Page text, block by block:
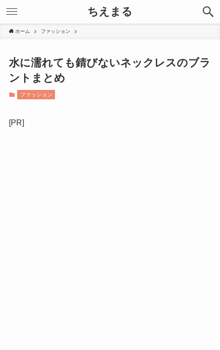
ちえまる
ホーム ファッション
水に濡れても錆びないネックレスのブラ
ントまとめ
ファッション
[PR]